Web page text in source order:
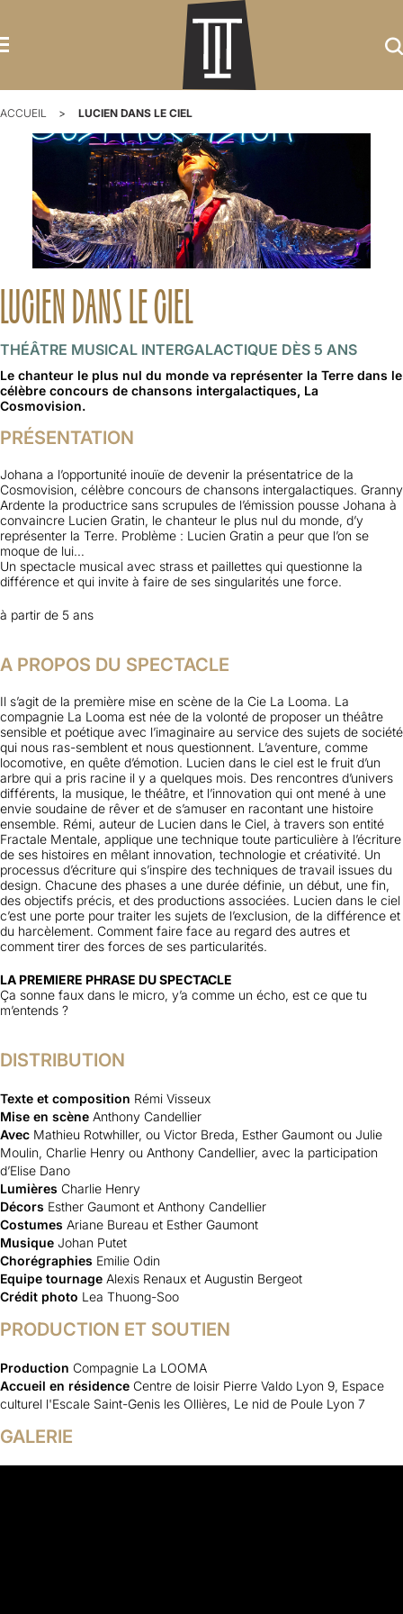
ACCUEIL LUCIEN DANS LE CIEL
LUCIEN DANS LE CIEL
THÉÂTRE MUSICAL INTERGALACTIQUE DÈS 5 ANS
Le chanteur le plus nul du monde va représenter la Terre dans le
célèbre concours de chansons intergalactiques, La
Cosmovision.
PRÉSENTATION
Johana a l’opportunité inouïe de devenir la présentatrice de la
Cosmovision, célèbre concours de chansons intergalactiques. Granny
Ardente la productrice sans scrupules de l’émission pousse Johana à
convaincre Lucien Gratin, le chanteur le plus nul du monde, d’y
représenter la Terre. Problème : Lucien Gratin a peur que l’on se
moque de lui…
Un spectacle musical avec strass et paillettes qui questionne la
différence et qui invite à faire de ses singularités une force.
à partir de 5 ans
A PROPOS DU SPECTACLE
Il s’agit de la première mise en scène de la Cie La Looma. La
compagnie La Looma est née de la volonté de proposer un théâtre
sensible et poétique avec l’imaginaire au service des sujets de société
qui nous ras-semblent et nous questionnent. L’aventure, comme
locomotive, en quête d’émotion. Lucien dans le ciel est le fruit d’un
arbre qui a pris racine il y a quelques mois. Des rencontres d’univers
différents, la musique, le théâtre, et l’innovation qui ont mené à une
envie soudaine de rêver et de s’amuser en racontant une histoire
ensemble. Rémi, auteur de Lucien dans le Ciel, à travers son entité
Fractale Mentale, applique une technique toute particulière à l’écriture
de ses histoires en mêlant innovation, technologie et créativité. Un
processus d’écriture qui s’inspire des techniques de travail issues du
design. Chacune des phases a une durée définie, un début, une fin,
des objectifs précis, et des productions associées. Lucien dans le ciel
c’est une porte pour traiter les sujets de l’exclusion, de la différence et
du harcèlement. Comment faire face au regard des autres et
comment tirer des forces de ses particularités.
LA PREMIERE PHRASE DU SPECTACLE
Ça sonne faux dans le micro, y’a comme un écho, est ce que tu
m’entends ?
DISTRIBUTION
Texte et composition Rémi Visseux
Mise en scène Anthony Candellier
Avec Mathieu Rotwhiller, ou Victor Breda, Esther Gaumont ou Julie
Moulin, Charlie Henry ou Anthony Candellier, avec la participation
d’Elise Dano
Lumières Charlie Henry
Décors Esther Gaumont et Anthony Candellier
Costumes Ariane Bureau et Esther Gaumont
Musique Johan Putet
Chorégraphies Emilie Odin
Equipe tournage Alexis Renaux et Augustin Bergeot
Crédit photo Lea Thuong-Soo
PRODUCTION ET SOUTIEN
Production Compagnie La LOOMA
Accueil en résidence Centre de loisir Pierre Valdo Lyon 9, Espace
culturel l'Escale Saint-Genis les Ollières, Le nid de Poule Lyon 7
GALERIE